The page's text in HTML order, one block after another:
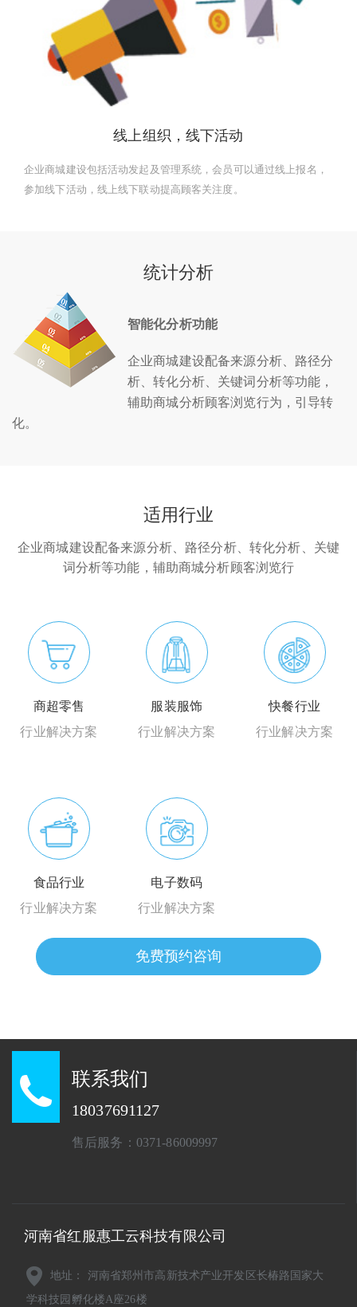
线上组织，线下活动
企业商城建设包括活动发起及管理系统，会员可以通过线上报名，
参加线下活动，线上线下联动提高顾客关注度。
统计分析
智能化分析功能
企业商城建设配备来源分析、路径分
析、转化分析、关键词分析等功能，
辅助商城分析顾客浏览行为，引导转
化。
适用行业
企业商城建设配备来源分析、路径分析、转化分析、关键
词分析等功能，辅助商城分析顾客浏览行
商超零售
行业解决方案
服装服饰
行业解决方案
快餐行业
行业解决方案
食品行业
行业解决方案
电子数码
行业解决方案
免费预约咨询
联系我们
18037691127
售后服务：0371-86009997
河南省红服惠工云科技有限公司
地址： 河南省郑州市高新技术产业开发区长椿路国家大
学科技园孵化楼A座26楼